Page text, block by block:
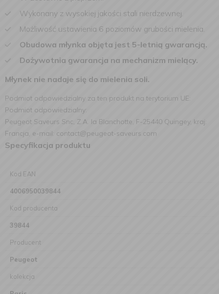
Wykonany z wysokiej jakości stali nierdzewnej.
Możliwość ustawienia 6 poziomów grubości mielenia.
Obudowa młynka objęta jest 5-letnią gwarancją.
Dożywotnia gwarancja na mechanizm mielący.
Młynek nie nadaje się do mielenia soli.
Podmiot odpowiedzialny za ten produkt na terytorium UE:
Podmiot odpowiedzialny:
Peugeot Saveurs Snc, Z.A. la Blanchotte, F-25440 Quingey, kraj:
Francja, e-mail: contact@peugeot-saveurs.com
Specyfikacja produktu
Kod EAN
4006950039844
Kod producenta
39844
Producent
Peugeot
kolekcja